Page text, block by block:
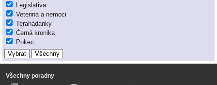
Legislativa
Veterina a nemoci
Terahádanky
Černá kronika
Pokec
Všechny poradny